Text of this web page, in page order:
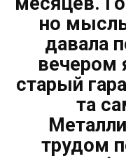
но
давала
вечером
старый
та
трудом